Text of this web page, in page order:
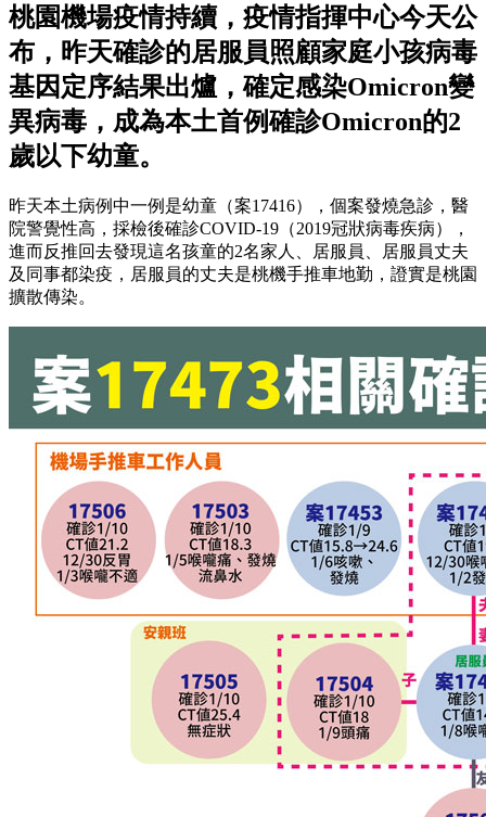
桃園機場疫情持續，疫情指揮中心今天公
布，昨天確診的居服員照顧家庭小孩病毒
基因定序結果出爐，確定感染Omicron變
異病毒，成為本土首例確診Omicron的2
歲以下幼童。
昨天本土病例中一例是幼童（案17416），個案發燒急診，醫
院警覺性高，採檢後確診COVID-19（2019冠狀病毒疾病），
進而反推回去發現這名孩童的2名家人、居服員、居服員丈夫
及同事都染疫，居服員的丈夫是桃機手推車地勤，證實是桃園
擴散傳染。